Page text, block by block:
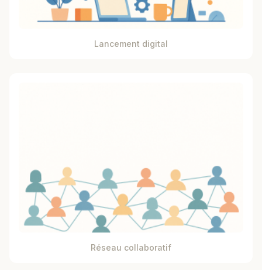
Lancement digital
Réseau collaboratif